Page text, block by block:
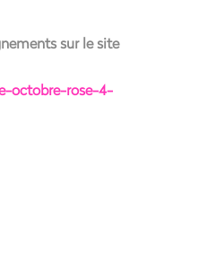
sur le site
octobre-rose-4-